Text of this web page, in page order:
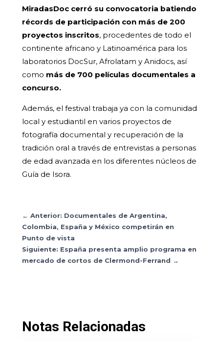
MiradasDoc cerró su convocatoria batiendo
récords de participación con más de 200
proyectos inscritos, procedentes de todo el
continente africano y Latinoamérica para los
laboratorios DocSur, Afrolatam y Anidocs, así
como más de 700 películas documentales a
concurso.
Además, el festival trabaja ya con la comunidad
local y estudiantil en varios proyectos de
fotografía documental y recuperación de la
tradición oral a través de entrevistas a personas
de edad avanzada en los diferentes núcleos de
Guía de Isora.
← Anterior: Documentales de Argentina,
Colombia, España y México competirán en
Punto de vista
Siguiente: España presenta amplio programa en
mercado de cortos de Clermond-Ferrand →
Notas Relacionadas